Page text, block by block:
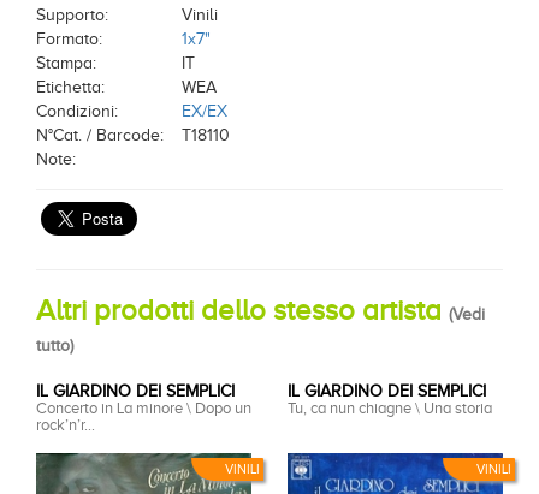
Supporto:
Vinili
Formato:
1x7"
Stampa:
IT
Etichetta:
WEA
Condizioni:
EX/EX
N°Cat. / Barcode:
T18110
Note:
Altri prodotti dello stesso artista (Vedi
tutto)
VINILI
IL GIARDINO DEI SEMPLICI
Concerto in La minore \ Dopo un
rock’n’r...
VINILI
IL GIARDINO DEI SEMPLICI
Tu, ca nun chiagne \ Una storia